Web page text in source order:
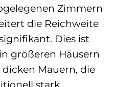
Zimmern
die Reichweite
Dies ist
größeren Häusern
Mauern, die